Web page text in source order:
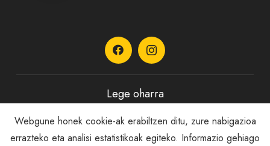
Lege oharra
Pribatutasun Politika
Webgune honek cookie-ak erabiltzen ditu, zure nabigazioa
errazteko eta analisi estatistikoak egiteko. Informazio gehiago